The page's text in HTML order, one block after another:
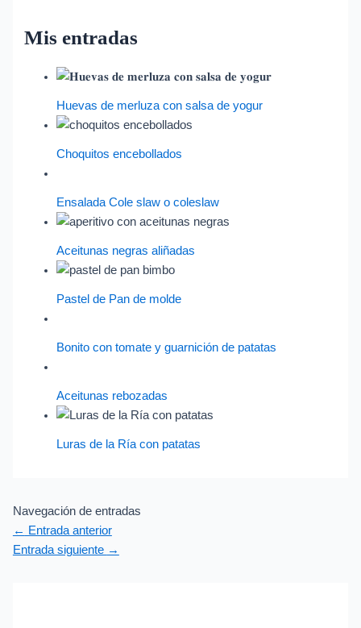
Mis entradas
Huevas de merluza con salsa de yogur
Choquitos encebollados
Ensalada Cole slaw o coleslaw
Aceitunas negras aliñadas
Pastel de Pan de molde
Bonito con tomate y guarnición de patatas
Aceitunas rebozadas
Luras de la Ría con patatas
Navegación de entradas
← Entrada anterior
Entrada siguiente →